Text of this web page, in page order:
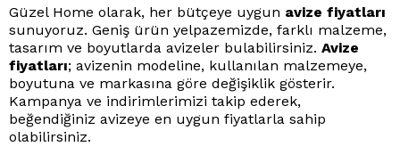
Güzel Home olarak, her bütçeye uygun avize fiyatları
sunuyoruz. Geniş ürün yelpazemizde, farklı malzeme,
tasarım ve boyutlarda avizeler bulabilirsiniz. Avize
fiyatları; avizenin modeline, kullanılan malzemeye,
boyutuna ve markasına göre değişiklik gösterir.
Kampanya ve indirimlerimizi takip ederek,
beğendiğiniz avizeye en uygun fiyatlarla sahip
olabilirsiniz.